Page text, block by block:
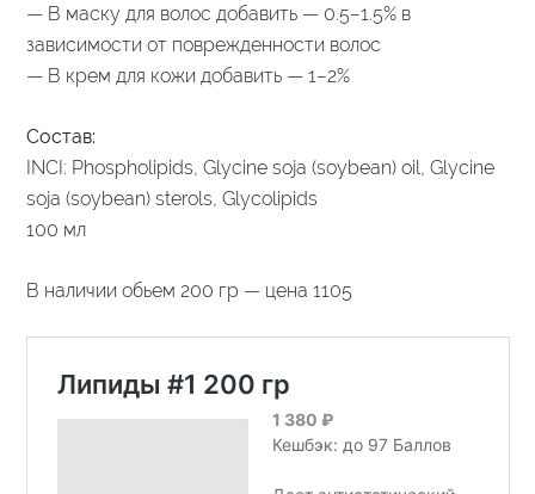
— В маску для волос добавить — 0.5−1.5% в
зависимости от поврежденности волос
— В крем для кожи добавить — 1−2%
Состав:
INCI: Phospholipids, Glycine soja (soybean) oil, Glycine
soja (soybean) sterols, Glycolipids
100 мл
В наличии обьем 200 гр — цена 1105